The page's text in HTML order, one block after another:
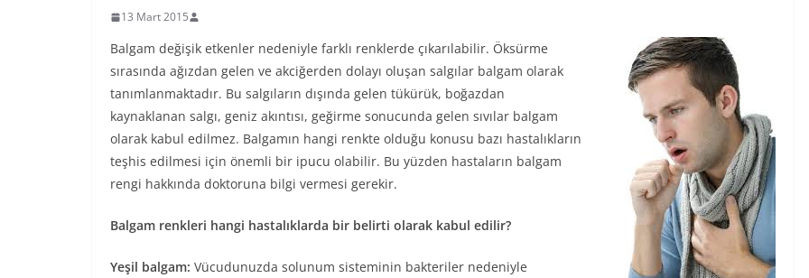
13 Mart 2015
Balgam değişik etkenler nedeniyle farklı renklerde çıkarılabilir. Öksürme
sırasında ağızdan gelen ve akciğerden dolayı oluşan salgılar balgam olarak
tanımlanmaktadır. Bu salgıların dışında gelen tükürük, boğazdan
kaynaklanan salgı, geniz akıntısı, geğirme sonucunda gelen sıvılar balgam
olarak kabul edilmez. Balgamın hangi renkte olduğu konusu bazı hastalıkların
teşhis edilmesi için önemli bir ipucu olabilir. Bu yüzden hastaların balgam
rengi hakkında doktoruna bilgi vermesi gerekir.
Balgam renkleri hangi hastalıklarda bir belirti olarak kabul edilir?
Yeşil balgam: Vücudunuzda solunum sisteminin bakteriler nedeniyle